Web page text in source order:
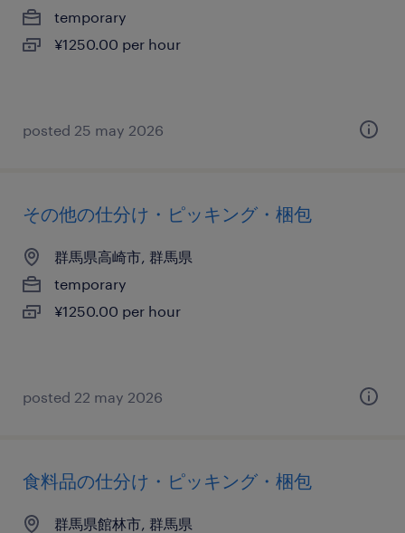
temporary
¥1250.00 per hour
posted 25 may 2026
その他の仕分け・ピッキング・梱包
群馬県高崎市, 群馬県
temporary
¥1250.00 per hour
posted 22 may 2026
食料品の仕分け・ピッキング・梱包
群馬県館林市, 群馬県